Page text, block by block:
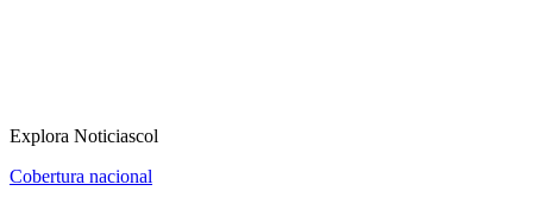
Explora Noticiascol
Cobertura nacional